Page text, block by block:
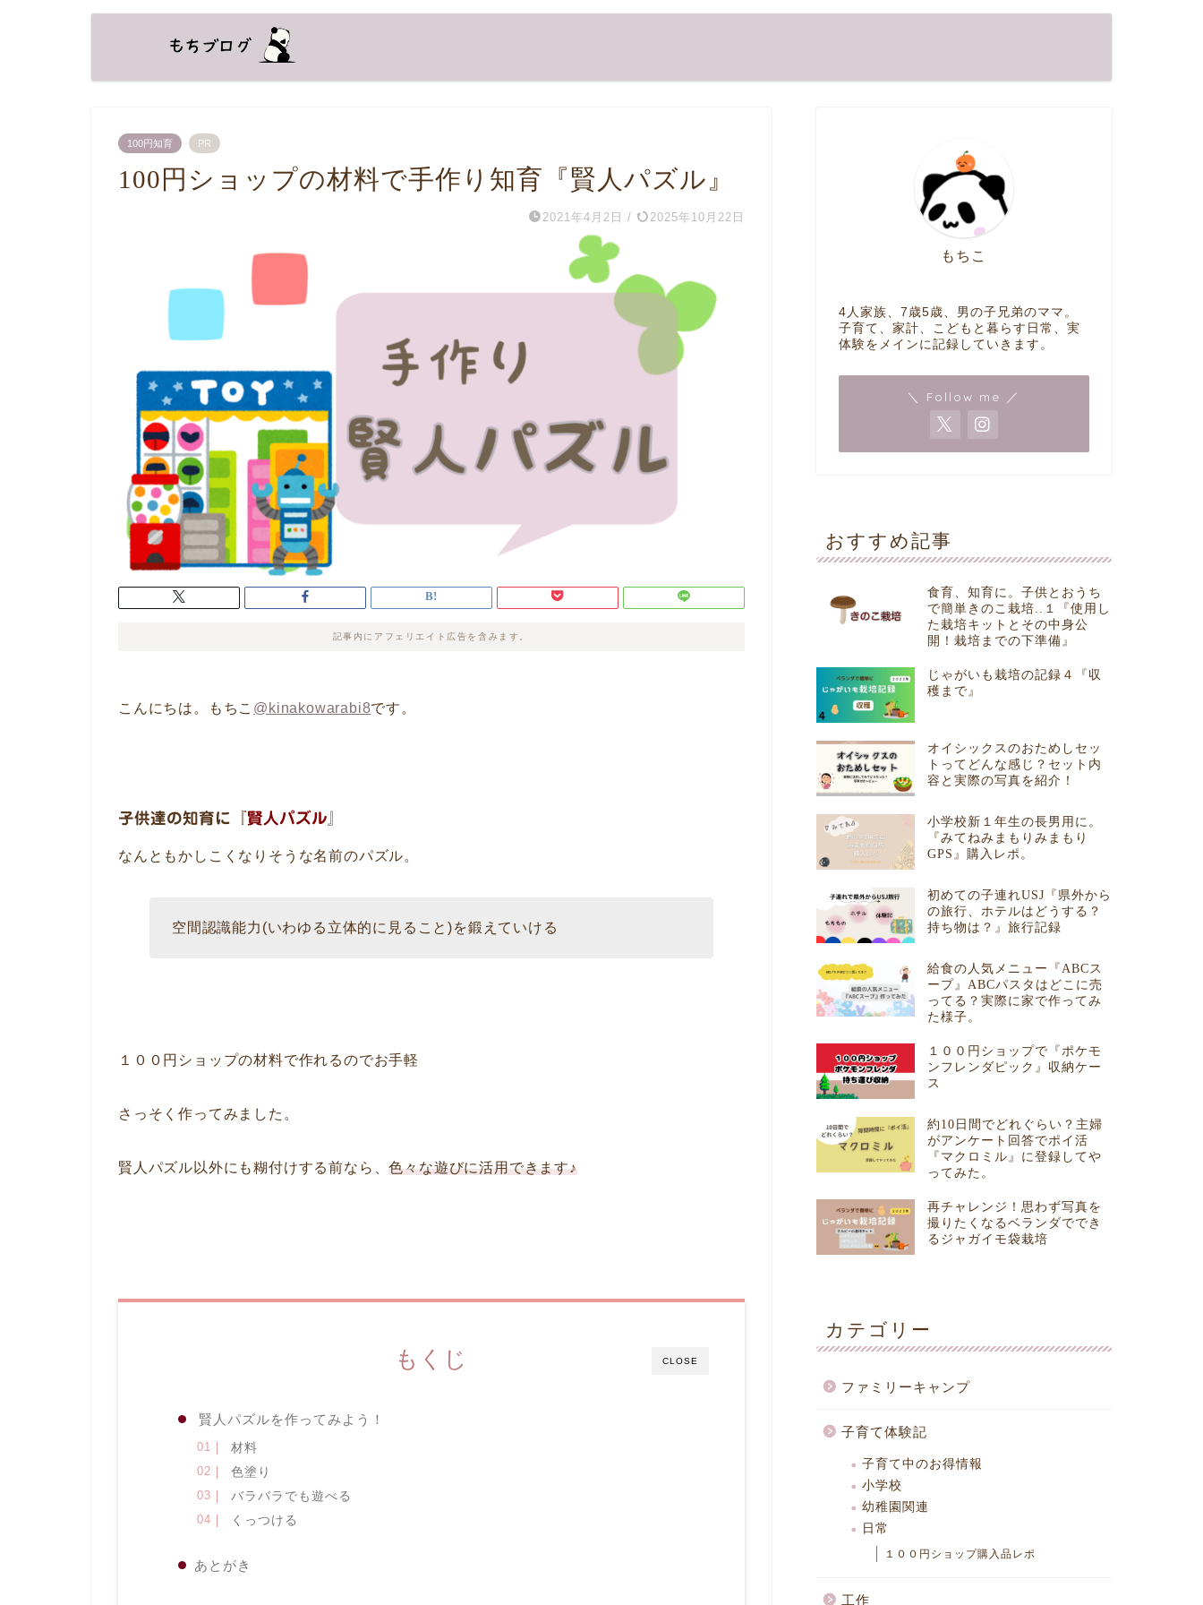
100円知育 PR
100円ショップの材料で手作り知育『賢人パズル』
2021年4月2日 / 2025年10月22日
記事内にアフェリエイト広告を含みます。
こんにちは。もちこ @kinakowarabi8です。
子供達の知育に『 賢人パズル
なんともかしこくなりそうな名前のパズル。
空間認識能力(いわゆる立体的に見ること)を鍛えていける
１００円ショップの材料で作れるのでお手軽
さっそく作ってみました。
賢人パズル以外にも糊付けする前なら、色々な遊びに活用できます♪
CLOSE
もくじ
賢人パズルを作ってみよう！
材料
色塗り
バラバラでも遊べる
くっつける
あとがき
もちこ
4人家族、7歳5歳、男の子兄弟のママ。
子育て、家計、こどもと暮らす日常、実
体験をメインに記録していきます。
＼ Follow me ／
おすすめ記事
食育、知育に。子供とおうち
で簡単きのこ栽培..１『使用し
た栽培キットとその中身公
開！栽培までの下準備』
じゃがいも栽培の記録４『収
穫まで』
オイシックスのおためしセッ
トってどんな感じ？セット内
容と実際の写真を紹介！
小学校新１年生の長男用に。
『みてねみまもりみまもり
GPS』購入レポ。
初めての子連れUSJ『県外から
の旅行、ホテルはどうする？
持ち物は？』旅行記録
給食の人気メニュー『ABCス
ープ』ABCパスタはどこに売
ってる？実際に家で作ってみ
た様子。
１００円ショップで『ポケモ
ンフレンダピック』収納ケー
ス
約10日間でどれぐらい？主婦
がアンケート回答でポイ活
『マクロミル』に登録してや
ってみた。
再チャレンジ！思わず写真を
撮りたくなるベランダででき
るジャガイモ袋栽培
カテゴリー
ファミリーキャンプ
子育て体験記
子育て中のお得情報
小学校
幼稚園関連
日常
１００円ショップ購入品レポ
工作